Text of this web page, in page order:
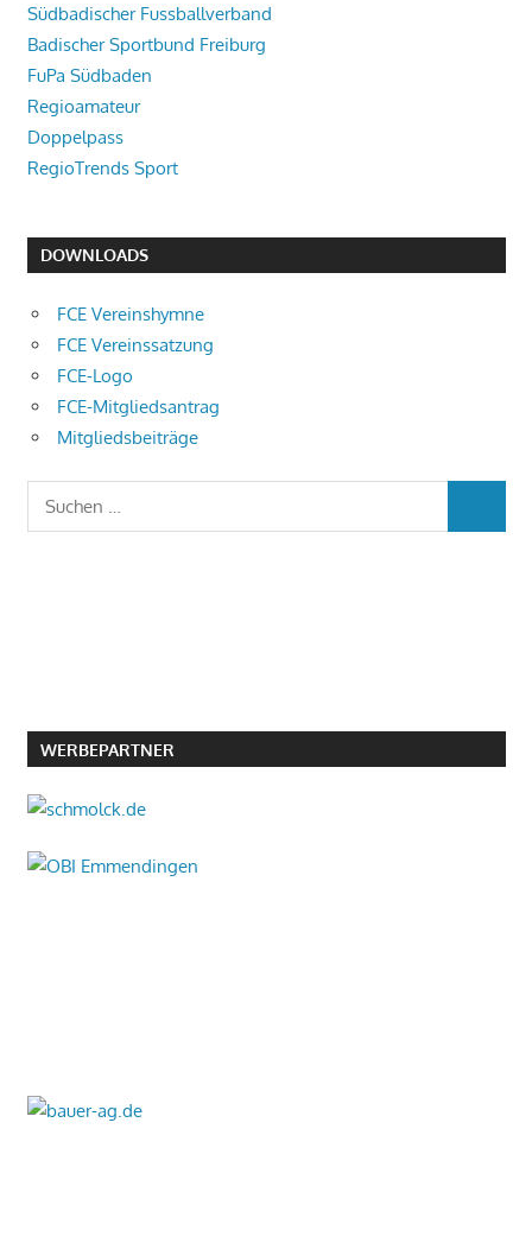
Südbadischer Fussballverband
Badischer Sportbund Freiburg
FuPa Südbaden
Regioamateur
Doppelpass
RegioTrends Sport
DOWNLOADS
FCE Vereinshymne
FCE Vereinssatzung
FCE-Logo
FCE-Mitgliedsantrag
Mitgliedsbeiträge
Suchen
nach:
WERBEPARTNER